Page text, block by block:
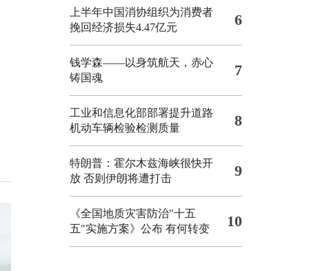
上半年中国消协组织为消费者
挽回经济损失4.47亿元
6
钱学森——以身筑航天，赤心
铸国魂
7
工业和信息化部部署提升道路
机动车辆检验检测质量
8
特朗普：霍尔木兹海峡很快开
放 否则伊朗将遭打击
9
《全国地质灾害防治"十五
五"实施方案》公布 有何转变
10